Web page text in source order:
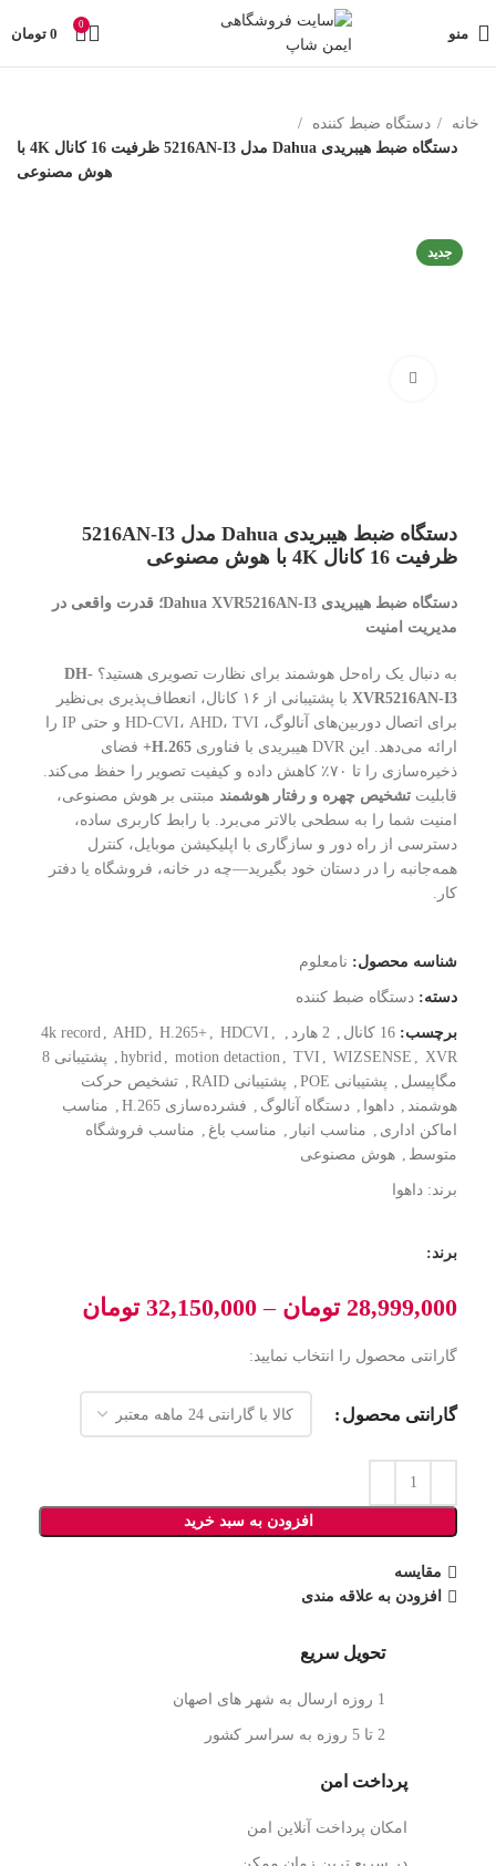
منو
0
0 تومان
خانه
دستگاه ضبط کننده
دستگاه ضبط هیبریدی Dahua مدل 5216AN-I3 ظرفیت 16 کانال 4K با
هوش مصنوعی
جدید
دستگاه ضبط هیبریدی Dahua مدل 5216AN-I3
ظرفیت 16 کانال 4K با هوش مصنوعی
دستگاه ضبط هیبریدی Dahua XVR5216AN-I3؛ قدرت واقعی در
مدیریت امنیت
به دنبال یک راه‌حل هوشمند برای نظارت تصویری هستید؟ DH-
XVR5216AN-I3
با پشتیبانی از ۱۶ کانال، انعطاف‌پذیری بی‌نظیر
برای اتصال دوربین‌های آنالوگ، HD-CVI، AHD، TVI و حتی IP را
ارائه می‌دهد. این DVR هیبریدی با فناوری
H.265+
فضای
ذخیره‌سازی را تا ۷۰٪ کاهش داده و کیفیت تصویر را حفظ می‌کند.
قابلیت تشخیص چهره و رفتار هوشمند مبتنی بر هوش مصنوعی،
امنیت شما را به سطحی بالاتر می‌برد. با رابط کاربری ساده،
دسترسی از راه دور و سازگاری با اپلیکیشن موبایل، کنترل
همه‌جانبه را در دستان خود بگیرید—چه در خانه، فروشگاه یا دفتر
کار.
شناسه محصول: نامعلوم
دسته: دستگاه ضبط کننده
برچسب: 16 کانال , 2 هارد ,
4k record , AHD , H.265+ , HDCVI ,
hybrid , motion detaction , TVI , WIZSENSE , XVR
,
پشتیبانی 8
مگاپیسل , پشتیبانی POE , پشتیبانی RAID , تشخیص حرکت
هوشمند , داهوا , دستگاه آنالوگ , فشرده‌سازی H.265 , مناسب
اماکن اداری , مناسب انبار , مناسب باغ , مناسب فروشگاه
متوسط , هوش مصنوعی
برند: داهوا
برند:
28,999,000 تومان –
32,150,000 تومان
گارانتی محصول را انتخاب نمایید:
گارانتی محصول
افزودن به سبد خرید
مقایسه
افزودن به علاقه مندی
تحویل سریع
1 روزه ارسال به شهر های اصهان
2 تا 5 روزه به سراسر کشور
پرداخت امن
امکان پرداخت آنلاین امن
راحت خرید کنید در صورت مشکل حتما با پشتیبانی فروشگاه